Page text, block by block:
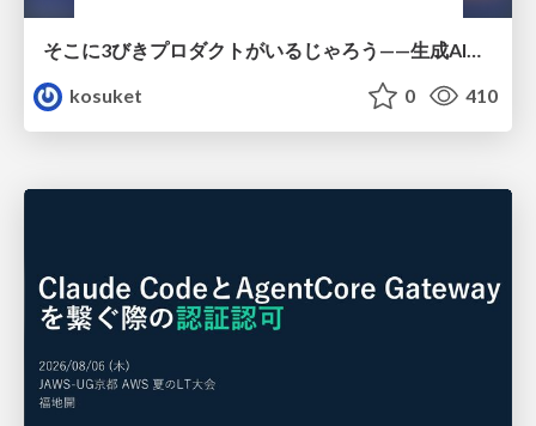
kosuket
0 410